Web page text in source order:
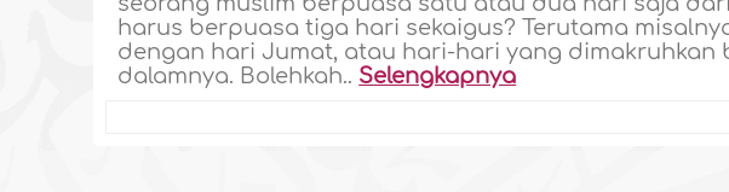
harus berpuasa tiga hari sekaigus? Terutama
dengan hari Jumat, atau hari-hari yang dimakruhkan
dalamnya. Bolehkah.. Selengkapnya